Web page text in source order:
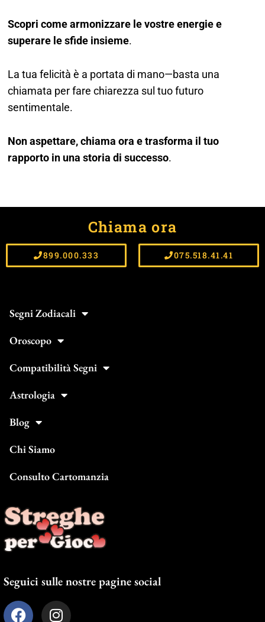
Scopri come armonizzare le vostre energie e
superare le sfide insieme.
La tua felicità è a portata di mano—basta una
chiamata per fare chiarezza sul tuo futuro
sentimentale.
Non aspettare, chiama ora e trasforma il tuo
rapporto in una storia di successo.
Chiama ora
899.000.333 075.518.41.41
Segni Zodiacali
Oroscopo
Compatibilità Segni
Astrologia
Blog
Chi Siamo
Consulto Cartomanzia
Seguici sulle nostre pagine social
F
I